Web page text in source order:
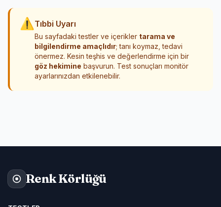
⚠ Tıbbi Uyarı
Bu sayfadaki testler ve içerikler tarama ve
bilgilendirme amaçlıdır; tanı koymaz, tedavi
önermez. Kesin teşhis ve değerlendirme için bir
göz hekimine başvurun. Test sonuçları monitör
ayarlarınızdan etkilenebilir.
Renk Körlüğü